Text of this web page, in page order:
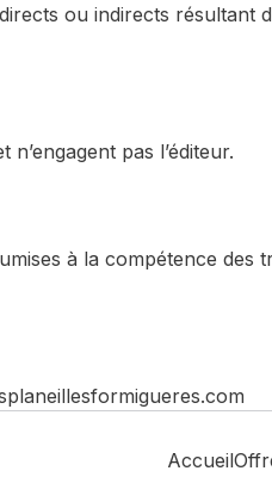
ou indirects résultant
pas l’éditeur.
à la compétence des
Accueil